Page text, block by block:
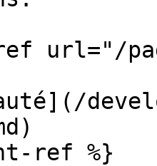
url="/
ref %}